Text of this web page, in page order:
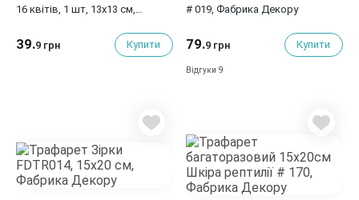
16 квітів, 1 шт, 13x13 см,
39.9 грн Купити
# 019, Фабрика Декору
79.9 грн Купити
Відгуки 9